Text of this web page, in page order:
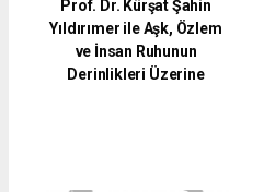
Prof. Dr. Kürşat Şahin
Yıldırımer ile Aşk, Özlem
ve İnsan Ruhunun
Derinlikleri Üzerine